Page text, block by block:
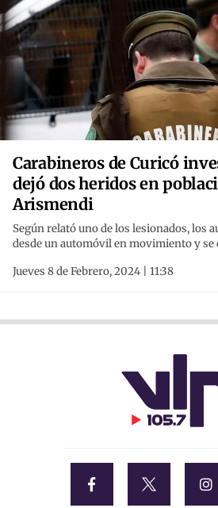
Carabineros de Curicó
dejó dos heridos en
Arismendi
Según relató uno de los lesionados, los
desde un automóvil en movimiento y se
Jueves 8 de Febrero, 2024 | 11:38